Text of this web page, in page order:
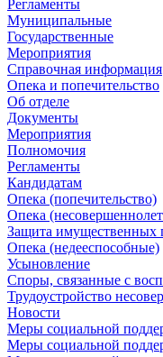
Регламенты
Муниципальные
Государственные
Мероприятия
Справочная информация
Опека и попечительство
Об отделе
Документы
Мероприятия
Полномочия
Регламенты
Кандидатам
Опека (попечительство)
Опека
Защита имущественных
Опека (недееспособные)
Усыновление
Споры, связанные с
Трудоустройство
Новости
Меры социальной
Меры социальной